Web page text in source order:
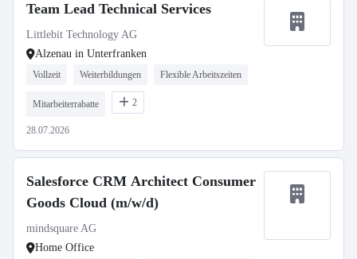
Team Lead Technical Services
Littlebit Technology AG
Alzenau in Unterfranken
Vollzeit Weiterbildungen Flexible Arbeitszeiten
Mitarbeiterrabatte 2
28.07.2026
Salesforce CRM Architect Consumer
Goods Cloud (m/w/d)
mindsquare AG
Home Office